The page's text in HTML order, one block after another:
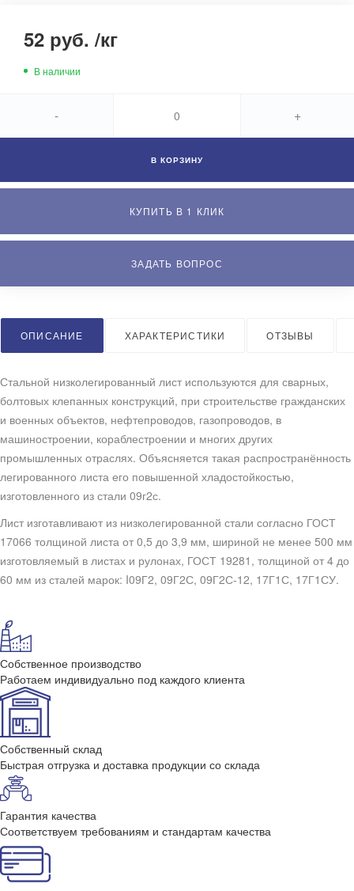
52 руб. /кг
В наличии
- +
В КОРЗИНУ
КУПИТЬ В 1 КЛИК
ЗАДАТЬ ВОПРОС
ОПИСАНИЕ ХАРАКТЕРИСТИКИ ОТЗЫВЫ
Стальной низколегированный лист используются для сварных,
болтовых клепанных конструкций, при строительстве гражданских
и военных объектов, нефтепроводов, газопроводов, в
машиностроении, кораблестроении и многих других
промышленных отраслях. Объясняется такая распространённость
легированного листа его повышенной хладостойкостью,
изготовленного из стали 09г2с.
Лист изготавливают из низколегированной стали согласно ГОСТ
17066 толщиной листа от 0,5 до 3,9 мм, шириной не менее 500 мм
изготовляемый в листах и рулонах, ГОСТ 19281, толщиной от 4 до
60 мм из сталей марок: I09Г2, 09Г2С, 09Г2С-12, 17Г1С, 17Г1СУ.
Собственное производство
Работаем индивидуально под каждого клиента
Собственный склад
Быстрая отгрузка и доставка продукции со склада
Гарантия качества
Соответствуем требованиям и стандартам качества